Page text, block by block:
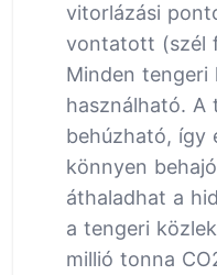
vitorlázási
vontatott (szél
Minden tengeri
használható. A
behúzható, így
könnyen
áthaladhat a
a tengeri
millió tonna